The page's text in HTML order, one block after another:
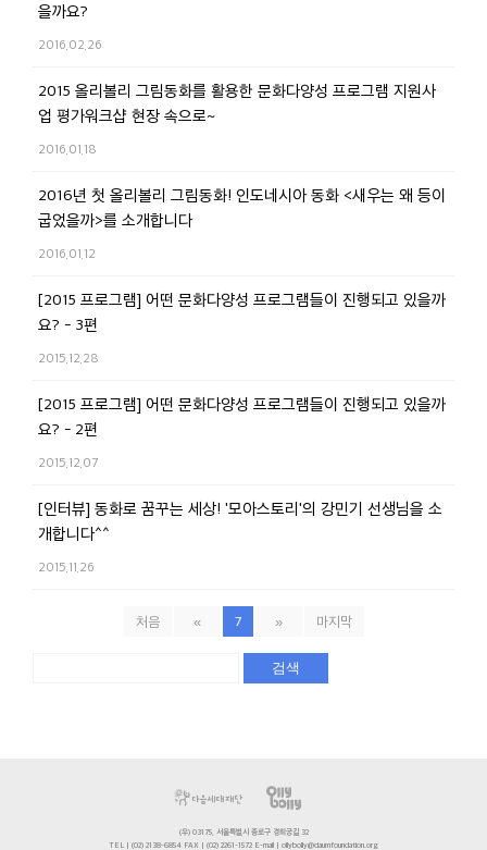
을까요?
2016.02.26
2015 올리볼리 그림동화를 활용한 문화다양성 프로그램 지원사
업 평가워크샵 현장 속으로~
2016.01.18
2016년 첫 올리볼리 그림동화! 인도네시아 동화 <새우는 왜 등이
굽었을까>를 소개합니다
2016.01.12
[2015 프로그램] 어떤 문화다양성 프로그램들이 진행되고 있을까
요? - 3편
2015.12.28
[2015 프로그램] 어떤 문화다양성 프로그램들이 진행되고 있을까
요? - 2편
2015.12.07
[인터뷰] 동화로 꿈꾸는 세상! '모아스토리'의 강민기 선생님을 소
개합니다^^
2015.11.26
처음 « 7 » 마지막
검색
(우) 03175, 서울특별시 종로구 경희궁길 32
TEL | (02) 2138-6854 FAX | (02) 2261-1572 E-mail | ollybolly@daumfoundation.org